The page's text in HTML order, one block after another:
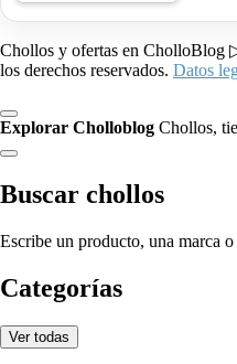
Chollos y ofertas en CholloBlog
los derechos reservados. Datos
Explorar Cholloblog Chollos,
Buscar chollos
Escribe un producto, una marca o
Categorías
Ver todas